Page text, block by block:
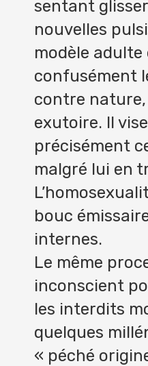
sentant
nouvelles
modèle
confusément
contre nature,
exutoire. Il
précisément
malgré lui en
bouc
internes.
Le même
inconscient
les interdits
quelques
« péché